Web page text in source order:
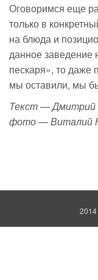
Оговоримся еще
только в
на блюда и
данное заведение
пескаря», то даже
мы оставили, мы
Текст — Дмитрий
фото — Виталий